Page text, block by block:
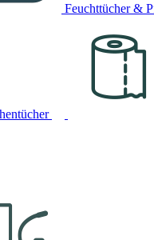
Feuchttücher &